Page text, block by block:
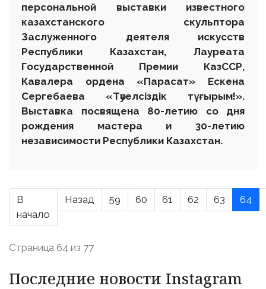
персональной выставки известного
казахстанского скульптора
Заслуженного деятеля искусств
Республики Казахстан, Лауреата
Государственной Премии КазССР,
Кавалера ордена «Парасат» Ескена
Сергебаева «Тәуелсіздік тұғырым!».
Выставка посвящена 80-летию со дня
рождения мастера и 30-летию
независимости Республики Казахстан.
В
начало
Назад 59 60 61 62 63 64
Страница 64 из 77
Последние новости Instagram